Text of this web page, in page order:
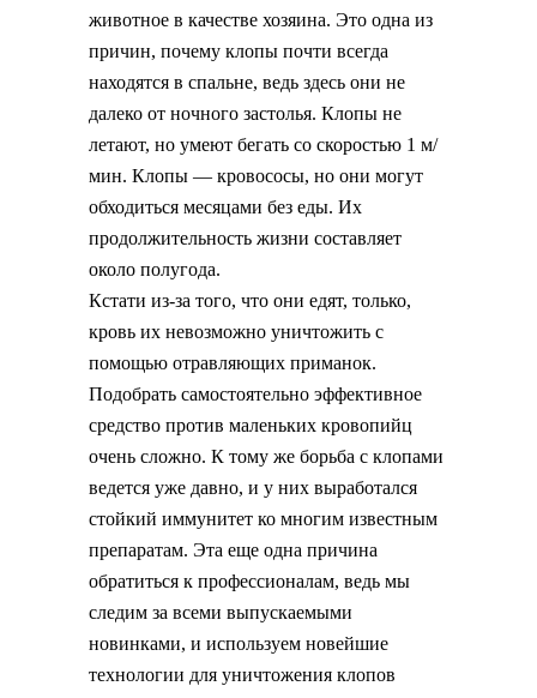
животное в качестве хозяина. Это одна из
причин, почему клопы почти всегда
находятся в спальне, ведь здесь они не
далеко от ночного застолья. Клопы не
летают, но умеют бегать со скоростью 1 м/
мин. Клопы — кровососы, но они могут
обходиться месяцами без еды. Их
продолжительность жизни составляет
около полугода.
Кстати из-за того, что они едят, только,
кровь их невозможно уничтожить с
помощью отравляющих приманок.
Подобрать самостоятельно эффективное
средство против маленьких кровопийц
очень сложно. К тому же борьба с клопами
ведется уже давно, и у них выработался
стойкий иммунитет ко многим известным
препаратам. Эта еще одна причина
обратиться к профессионалам, ведь мы
следим за всеми выпускаемыми
новинками, и используем новейшие
технологии для уничтожения клопов